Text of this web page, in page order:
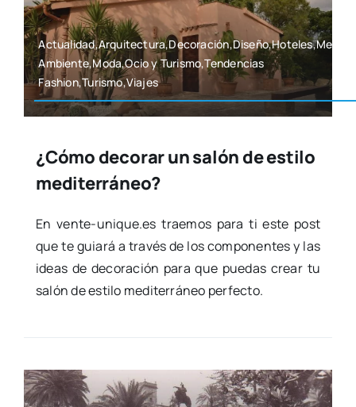
Actualidad,Arquitectura,Decoración,Diseño,Hoteles,Medio
Ambiente,Moda,Ocio y Turismo,Tendencias
Fashion,Turismo,Viajes
¿Cómo decorar un salón de estilo
mediterráneo?
En vente-unique.es trae­mos para ti este post
que te guia­rá a tra­vés de los com­po­nen­tes y las
ideas de deco­ra­ción para que pue­das crear tu
salón de esti­lo medi­te­rrá­neo per­fec­to.